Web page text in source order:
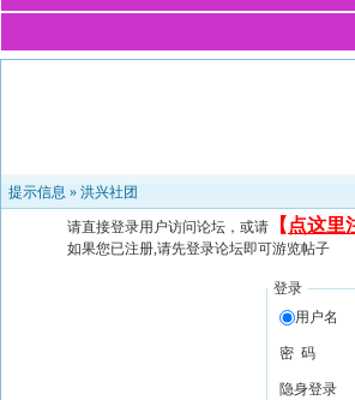
提示信息 » 洪兴社团
请直接登录用户访问论坛，或请 【 点这里
如果您已注册,请先登录论坛即可游览帖子
登录
用户名
密 码
隐身登录